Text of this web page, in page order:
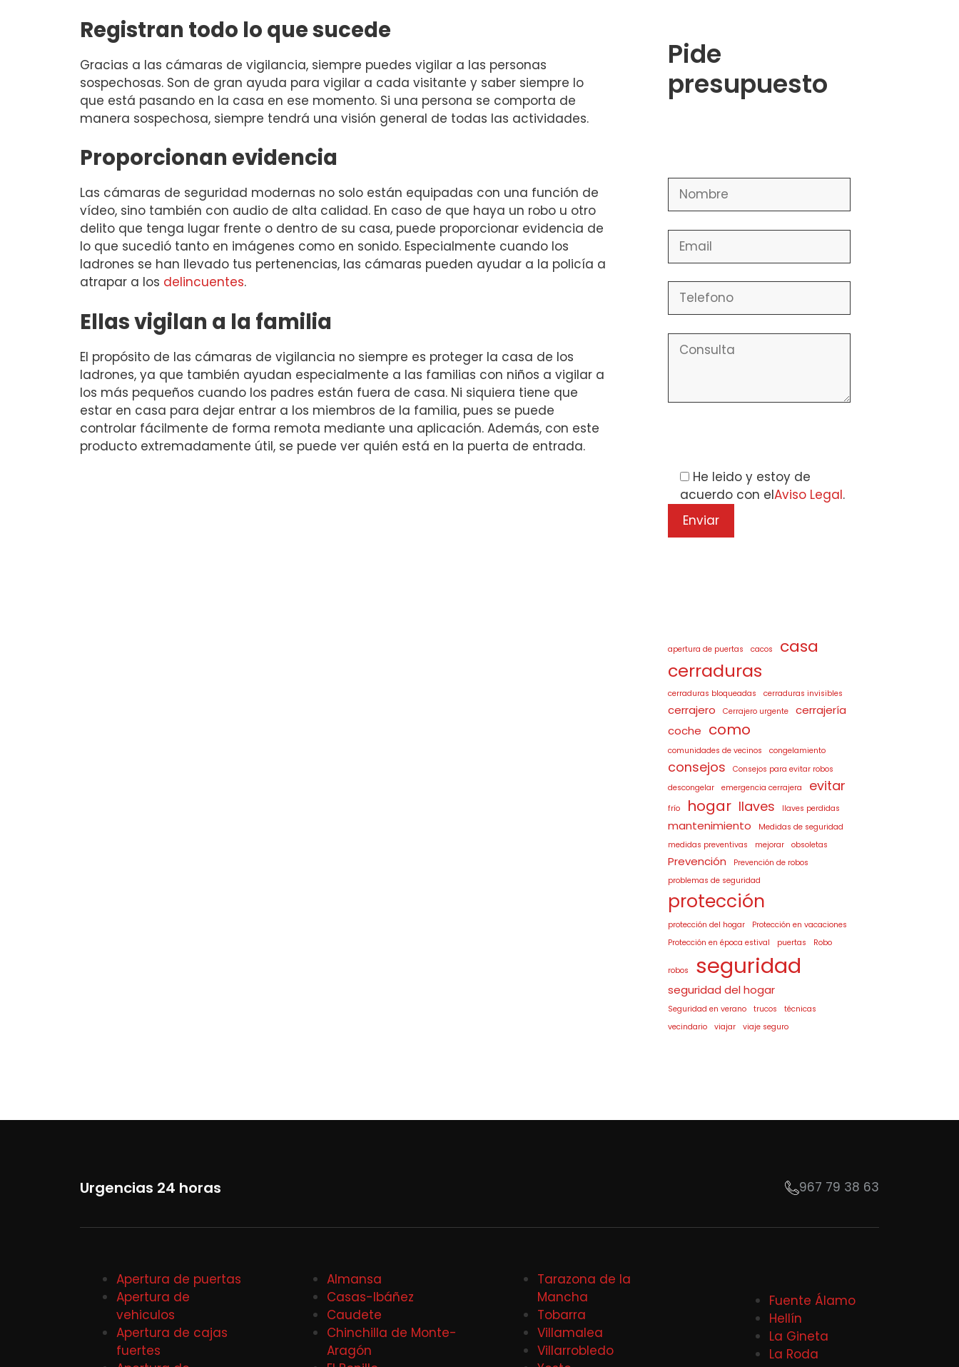
Registran todo lo que sucede
Gracias a las cámaras de vigilancia, siempre puedes vigilar a las personas
sospechosas. Son de gran ayuda para vigilar a cada visitante y saber siempre lo
que está pasando en la casa en ese momento. Si una persona se comporta de
manera sospechosa, siempre tendrá una visión general de todas las actividades.
Proporcionan evidencia
Las cámaras de seguridad modernas no solo están equipadas con una función de
vídeo, sino también con audio de alta calidad. En caso de que haya un robo u otro
delito que tenga lugar frente o dentro de su casa, puede proporcionar evidencia de
lo que sucedió tanto en imágenes como en sonido. Especialmente cuando los
ladrones se han llevado tus pertenencias, las cámaras pueden ayudar a la policía a
atrapar a los delincuentes.
Ellas vigilan a la familia
El propósito de las cámaras de vigilancia no siempre es proteger la casa de los
ladrones, ya que también ayudan especialmente a las familias con niños a vigilar a
los más pequeños cuando los padres están fuera de casa. Ni siquiera tiene que
estar en casa para dejar entrar a los miembros de la familia, pues se puede
controlar fácilmente de forma remota mediante una aplicación. Además, con este
producto extremadamente útil, se puede ver quién está en la puerta de entrada.
Pide
presupuesto
He leido y estoy de
acuerdo con elAviso Legal.
apertura de puertas cacos casa
cerraduras
cerraduras bloqueadas cerraduras invisibles
cerrajero Cerrajero urgente
cerrajería
coche como
comunidades de vecinos congelamiento
consejos
Consejos para evitar robos
descongelar
emergencia cerrajera evitar
frío hogar llaves llaves perdidas
mantenimiento
Medidas de seguridad
medidas preventivas
mejorar obsoletas
Prevención
Prevención de robos
problemas de seguridad
protección
protección del hogar
Protección en vacaciones
Protección en época estival
puertas Robo
robos seguridad
seguridad del hogar
Seguridad en verano trucos
técnicas
vecindario
viajar viaje seguro
Urgencias 24 horas 967 79 38 63
Apertura de puertas
Apertura de
vehiculos
Apertura de cajas
fuertes
Almansa
Casas-Ibáñez
Caudete
Chinchilla de Monte-
Aragón
Tarazona de la
Mancha
Tobarra
Villamalea
Villarrobledo
Fuente Álamo
Hellín
La Gineta
La Roda